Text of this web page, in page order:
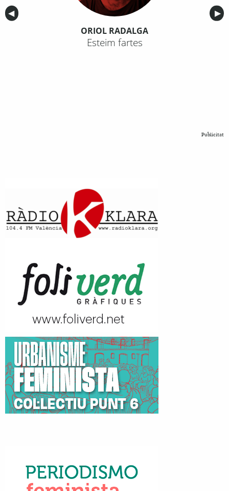
Anterior
◀︎ ▶︎
ORIOL RADALGA
Esteim fartes
Publicitat